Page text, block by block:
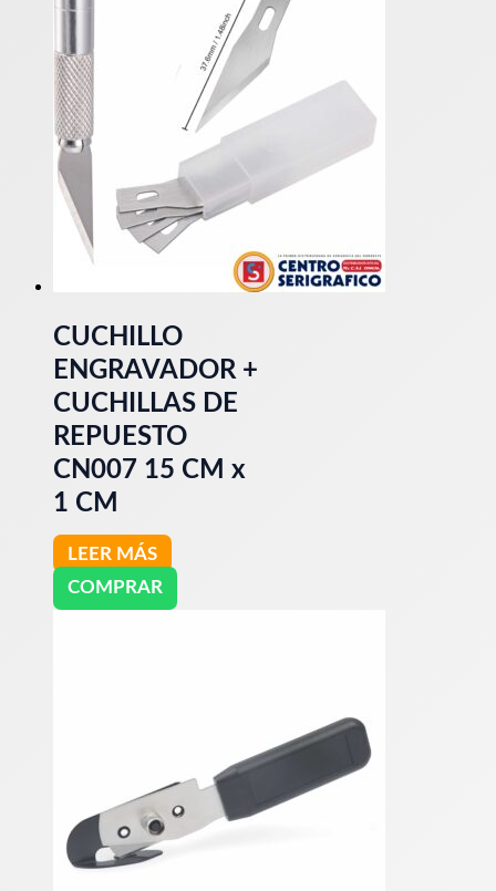
CUCHILLO
ENGRAVADOR +
CUCHILLAS DE
REPUESTO
CN007 15 CM x
1 CM
LEER MÁS
COMPRAR